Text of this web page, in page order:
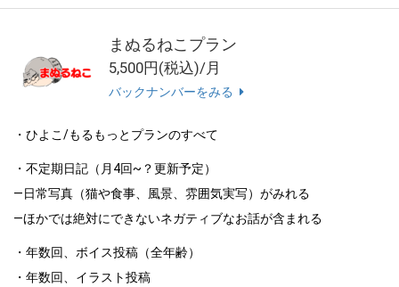
まぬるねこプラン
5,500円(税込)/月
バックナンバーをみる
・ひよこ/もるもっとプランのすべて
・不定期日記（月4回~？更新予定）
―日常写真（猫や食事、風景、雰囲気実写）がみれる
―ほかでは絶対にできないネガティブなお話が含まれる
・年数回、ボイス投稿（全年齢）
・年数回、イラスト投稿